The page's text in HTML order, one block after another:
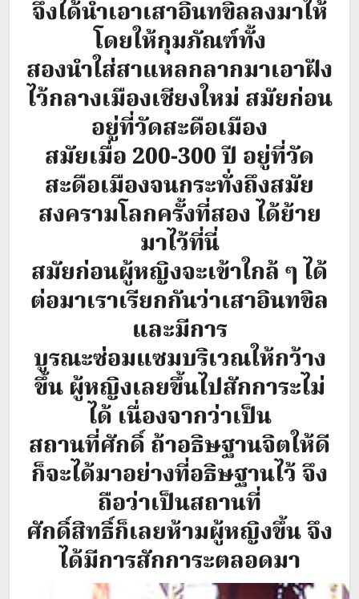
จึงได้นำเอาเสาอินทขิลลงมาให้
โดยให้กุมภัณฑ์ทั้ง
สองนำใส่สาแหลกลากมาเอาฝัง
ไว้กลางเมืองเชียงใหม่ สมัยก่อน
อยู่ที่วัดสะดือเมือง
สมัยเมื่อ 200-300 ปี อยู่ที่วัด
สะดือเมืองจนกระทั่งถึงสมัย
สงครามโลกครั้งที่สอง ได้ย้าย
มาไว้ที่นี่
สมัยก่อนผู้หญิงจะเข้าใกล้ ๆ ได้
ต่อมาเราเรียกกันว่าเสาอินทขิล
และมีการ
บูรณะซ่อมแซมบริเวณให้กว้าง
ขึ้น ผู้หญิงเลยขึ้นไปสักการะไม่
ได้ เนื่องจากว่าเป็น
สถานที่ศักดิ์ ถ้าอธิษฐานจิตให้ดี
ก็จะได้มาอย่างที่อธิษฐานไว้ จึง
ถือว่าเป็นสถานที่
ศักดิ์สิทธิ์ก็เลยห้ามผู้หญิงขึ้น จึง
ได้มีการสักการะตลอดมา